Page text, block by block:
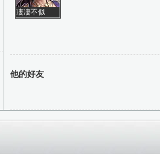
凄凄不似
他的好友